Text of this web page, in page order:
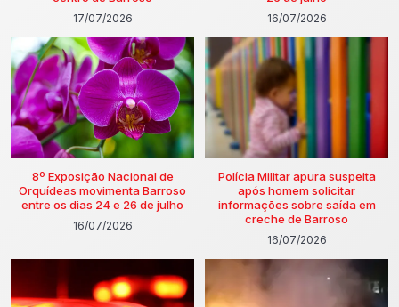
17/07/2026 16/07/2026
8º Exposição Nacional de
Orquídeas movimenta Barroso
entre os dias 24 e 26 de julho
16/07/2026
Polícia Militar apura suspeita
após homem solicitar
informações sobre saída em
creche de Barroso
16/07/2026